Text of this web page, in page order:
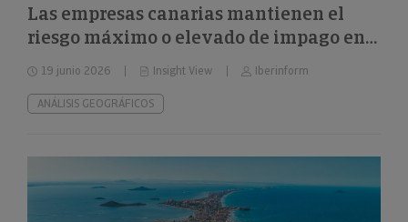
Las empresas canarias mantienen el
riesgo máximo o elevado de impago en
el 32%
19 junio 2026 Insight View Iberinform
ANÁLISIS GEOGRÁFICOS